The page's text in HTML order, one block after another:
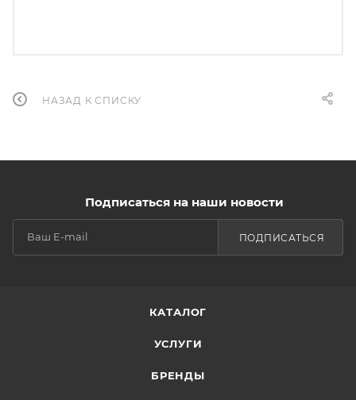
НАЗАД К СПИСКУ
Подписаться на наши новости
ПОДПИСАТЬСЯ
КАТАЛОГ
УСЛУГИ
БРЕНДЫ